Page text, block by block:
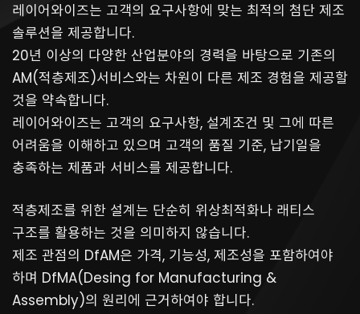
레이어와이즈는 고객의 요구사항에 맞는 최적의 첨단 제조
솔루션을 제공합니다.
20년 이상의 다양한 산업분야의 경력을 바탕으로 기존의
AM(적층제조)서비스와는 차원이 다른 제조 경험을 제공할
것을 약속합니다.
​레이어와이즈는 고객의 요구사항, 설계조건 및 그에 따른
어려움을 이해하고 있으며 고객의 품질 기준, 납기일을
충족하는 제품과 서비스를 제공합니다.
적층제조를 위한 설계는 단순히 위상최적화나 래티스
구조를 활용하는 것을 의미하지 않습니다.
제조 관점의 DfAM은 가격, 기능성, 제조성을 포함하여야
하며 DfMA(Desing for Manufacturing &
Assembly)의 원리에 근거하여야 합니다.